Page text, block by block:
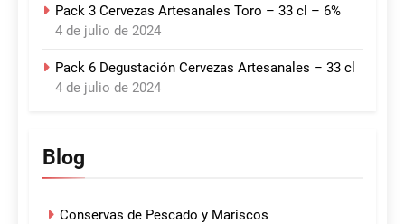
Pack 3 Cervezas Artesanales Toro – 33 cl – 6%
4 de julio de 2024
Pack 6 Degustación Cervezas Artesanales – 33 cl
4 de julio de 2024
Blog
Conservas de Pescado y Mariscos